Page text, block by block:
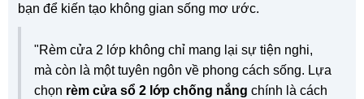
bạn để kiến tạo không gian sống mơ ước.
"Rèm cửa 2 lớp không chỉ mang lại sự tiện nghi,
mà còn là một tuyên ngôn về phong cách sống. Lựa
chọn rèm cửa sổ 2 lớp chống nắng chính là cách